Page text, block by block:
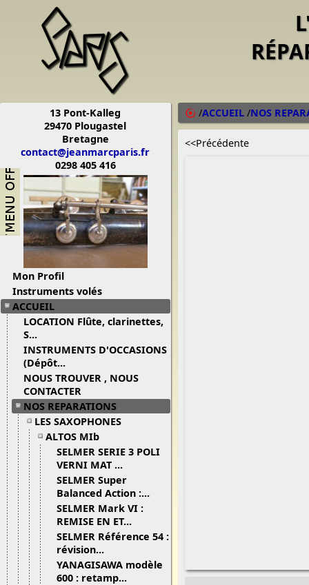
13 Pont-Kalleg
29470 Plougastel
Bretagne
contact@jeanmarcparis.fr
0298 405 416
Mon Profil
Instruments volés
ACCUEIL
LOCATION Flûte, clarinettes,
S...
INSTRUMENTS D'OCCASIONS
(Dépôt...
NOUS TROUVER , NOUS
CONTACTER
NOS REPARATIONS
LES SAXOPHONES
ALTOS MIb
SELMER SERIE 3 POLI
VERNI MAT ...
SELMER Super
Balanced Action :...
SELMER Mark VI :
REMISE EN ET...
SELMER Référence 54 :
révision...
YANAGISAWA modèle
600 : retamp...
/ACCUEIL /NOS
<<Précédente